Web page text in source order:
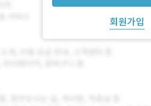
회원가입